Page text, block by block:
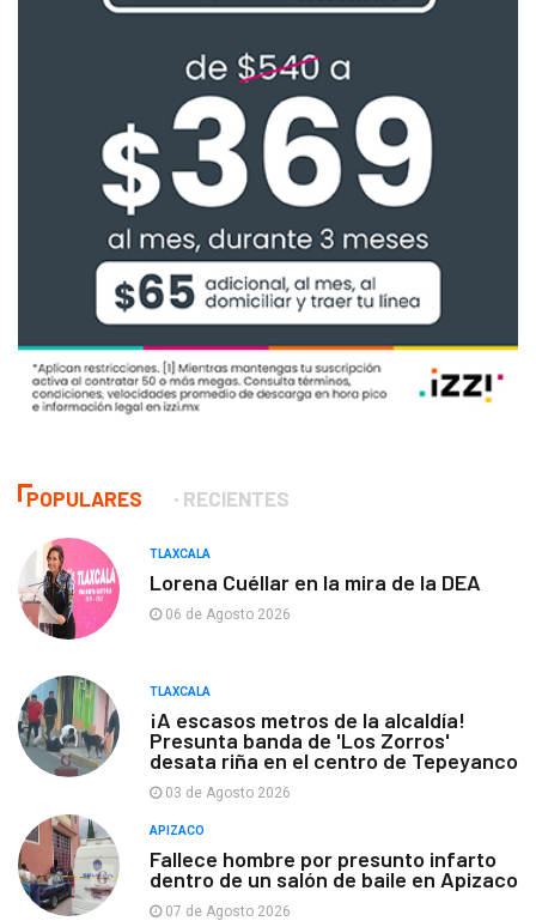
POPULARES RECIENTES
TLAXCALA
Lorena Cuéllar en la mira de la DEA
06 de Agosto 2026
TLAXCALA
¡A escasos metros de la alcaldía!
Presunta banda de 'Los Zorros'
desata riña en el centro de Tepeyanco
03 de Agosto 2026
APIZACO
Fallece hombre por presunto infarto
dentro de un salón de baile en Apizaco
07 de Agosto 2026